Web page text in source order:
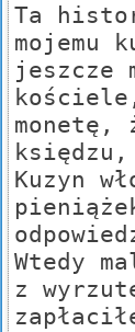
Ta
mojemu
jeszcze
monetę,
Kuzyn
Wtedy
z